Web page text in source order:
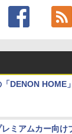
DENON HOME
レミアムカー向け